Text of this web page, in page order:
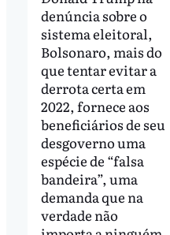
denúncia sobre o
sistema eleitoral,
Bolsonaro, mais do
que tentar evitar a
derrota certa em
2022, fornece aos
beneficiários de seu
desgoverno uma
espécie de “falsa
bandeira”, uma
demanda que na
verdade não